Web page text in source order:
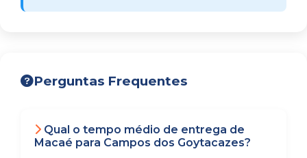
Perguntas Frequentes
Qual o tempo médio de entrega de
Macaé para Campos dos Goytacazes?